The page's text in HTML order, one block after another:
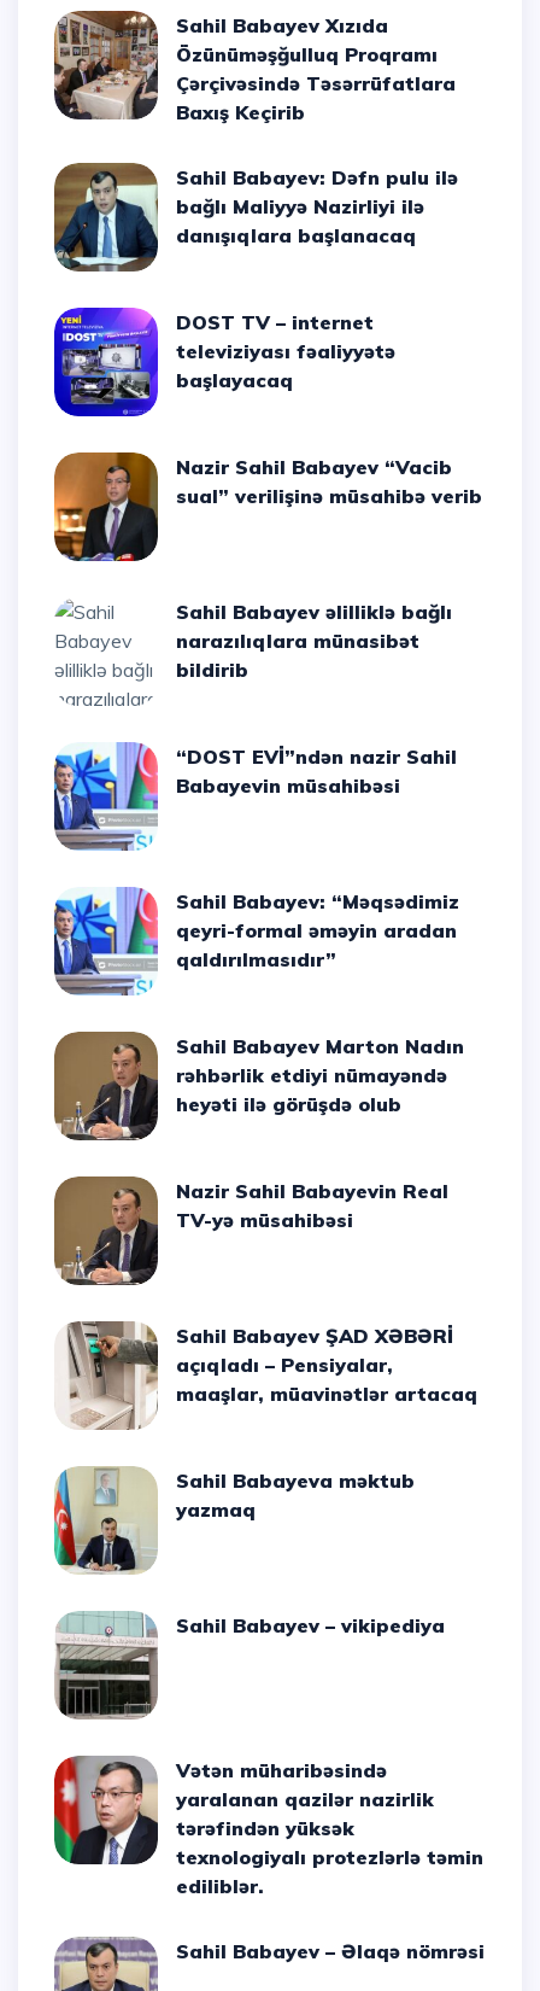
Sahil Babayev Xızıda
Özünüməşğulluq Proqramı
Çərçivəsində Təsərrüfatlara
Baxış Keçirib
Sahil Babayev: Dəfn pulu ilə
bağlı Maliyyə Nazirliyi ilə
danışıqlara başlanacaq
DOST TV – internet
televiziyası fəaliyyətə
başlayacaq
Nazir Sahil Babayev “Vacib
sual” verilişinə müsahibə verib
Sahil Babayev əlilliklə bağlı
narazılıqlara münasibət
bildirib
“DOST EVİ”ndən nazir Sahil
Babayevin müsahibəsi
Sahil Babayev: “Məqsədimiz
qeyri-formal əməyin aradan
qaldırılmasıdır”
Sahil Babayev Marton Nadın
rəhbərlik etdiyi nümayəndə
heyəti ilə görüşdə olub
Nazir Sahil Babayevin Real
TV-yə müsahibəsi
Sahil Babayev ŞAD XƏBƏRİ
açıqladı – Pensiyalar,
maaşlar, müavinətlər artacaq
Sahil Babayeva məktub
yazmaq
Sahil Babayev – vikipediya
Vətən müharibəsində
yaralanan qazilər nazirlik
tərəfindən yüksək
texnologiyalı protezlərlə təmin
ediliblər.
Sahil Babayev – Əlaqə nömrəsi